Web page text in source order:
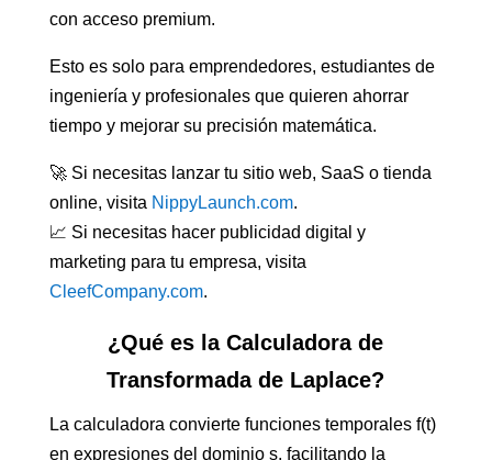
con acceso premium.
Esto es solo para emprendedores, estudiantes de
ingeniería y profesionales que quieren ahorrar
tiempo y mejorar su precisión matemática.
🚀 Si necesitas lanzar tu sitio web, SaaS o tienda
online, visita NippyLaunch.com.
📈 Si necesitas hacer publicidad digital y
marketing para tu empresa, visita
CleefCompany.com.
¿Qué es la Calculadora de
Transformada de Laplace?
La calculadora convierte funciones temporales f(t)
en expresiones del dominio s, facilitando la